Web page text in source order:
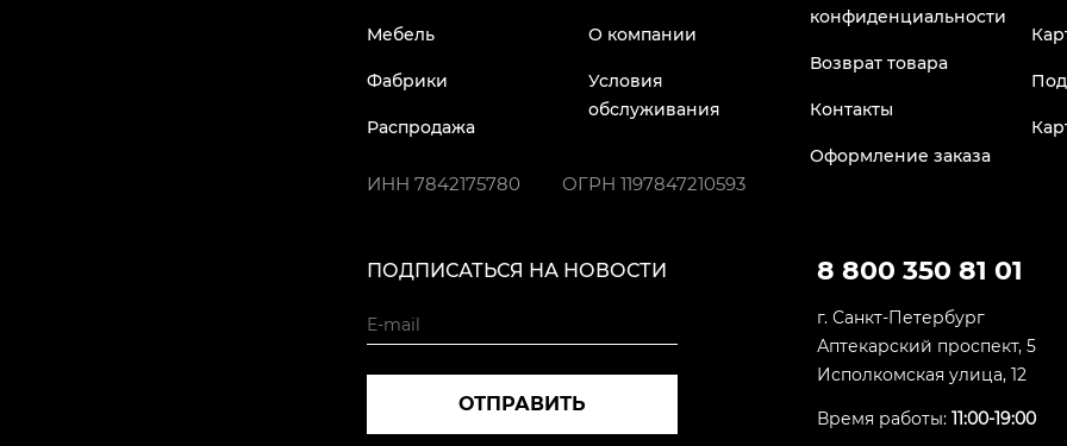
Мебель
Фабрики
Распродажа
О компании
Условия
обслуживания
конфиденциальности
Возврат товара
Контакты
Оформление заказа
ИНН 7842175780 ОГРН 1197847210593
8 800 350 81 01
г. Санкт-Петербург
Аптекарский проспект, 5
Исполкомская улица, 12
Время работы: 11:00-19:00
ПОДПИСАТЬСЯ НА НОВОСТИ
ОТПРАВИТЬ